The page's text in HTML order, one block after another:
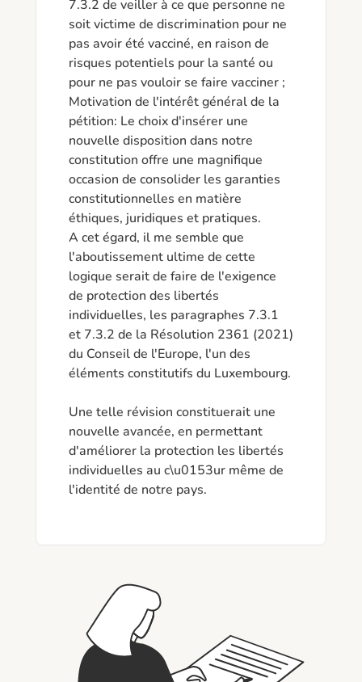
7.3.2 de veiller à ce que personne ne
soit victime de discrimination pour ne
pas avoir été vacciné, en raison de
risques potentiels pour la santé ou
pour ne pas vouloir se faire vacciner ;
Motivation de l'intérêt général de la
pétition: Le choix d'insérer une
nouvelle disposition dans notre
constitution offre une magnifique
occasion de consolider les garanties
constitutionnelles en matière
éthiques, juridiques et pratiques.
A cet égard, il me semble que
l'aboutissement ultime de cette
logique serait de faire de l'exigence
de protection des libertés
individuelles, les paragraphes 7.3.1
et 7.3.2 de la Résolution 2361 (2021)
du Conseil de l'Europe, l'un des
éléments constitutifs du Luxembourg.
Une telle révision constituerait une
nouvelle avancée, en permettant
d'améliorer la protection les libertés
individuelles au c\u0153ur même de
l'identité de notre pays.